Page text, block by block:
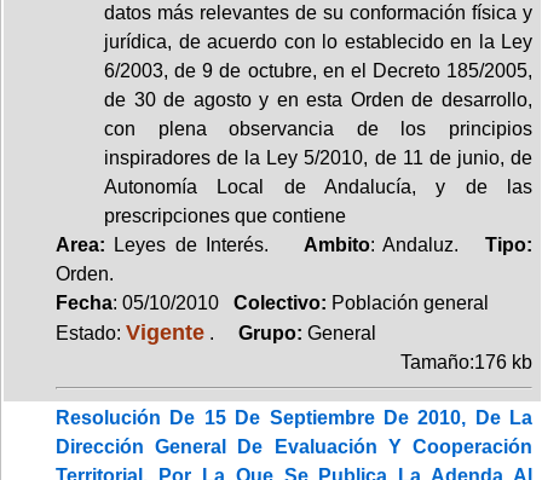
datos más relevantes de su conformación física y
jurídica, de acuerdo con lo establecido en la Ley
6/2003, de 9 de octubre, en el Decreto 185/2005,
de 30 de agosto y en esta Orden de desarrollo,
con plena observancia de los principios
inspiradores de la Ley 5/2010, de 11 de junio, de
Autonomía Local de Andalucía, y de las
prescripciones que contiene
Area: Leyes de Interés. Ambito: Andaluz.Tipo:
Orden.
Fecha: 05/10/2010 Colectivo: Población general
Estado: Vigente . Grupo: General
Tamaño:176 kb
Resolución De 15 De Septiembre De 2010, De La
Dirección General De Evaluación Y Cooperación
Territorial, Por La Que Se Publica La Adenda Al